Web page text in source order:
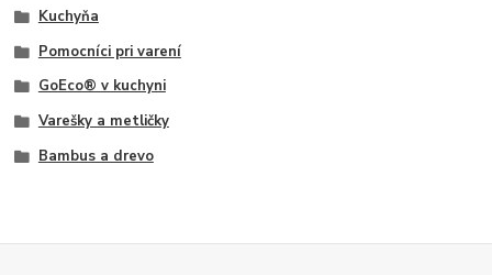
Kuchyňa
Pomocníci pri varení
GoEco® v kuchyni
Varešky a metličky
Bambus a drevo